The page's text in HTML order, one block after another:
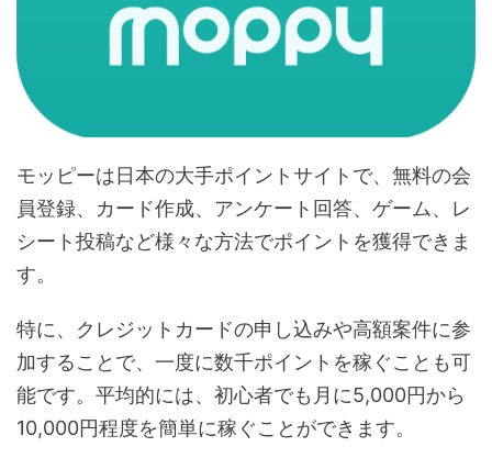
モッピーは日本の大手ポイントサイトで、無料の会
員登録、カード作成、アンケート回答、ゲーム、レ
シート投稿など様々な方法でポイントを獲得できま
す。
特に、クレジットカードの申し込みや高額案件に参
加することで、一度に数千ポイントを稼ぐことも可
能です。平均的には、初心者でも月に5,000円から
10,000円程度を簡単に稼ぐことができます。